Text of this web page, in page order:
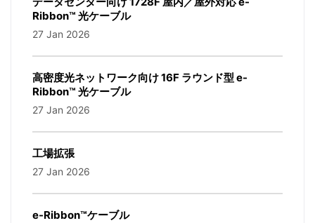
Ribbon™ 光ケーブル
27 Jan 2026
高密度光ネットワーク向け 16F ラウンド型 e-
Ribbon™ 光ケーブル
27 Jan 2026
工場拡張
27 Jan 2026
e-Ribbon™ケーブル